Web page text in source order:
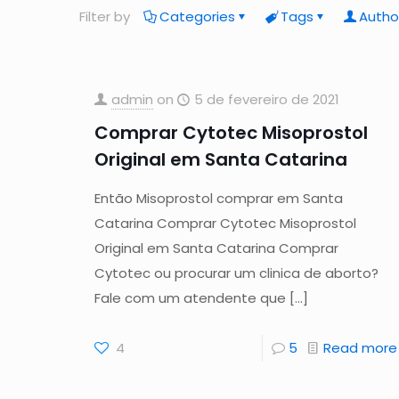
Filter by Categories Tags
admin on 5 de fevereiro de 2021
Comprar Cytotec Misoprostol
Original em Santa Catarina
Então Misoprostol comprar em Santa
Catarina Comprar Cytotec Misoprostol
Original em Santa Catarina Comprar
Cytotec ou procurar um clinica de aborto?
Fale com um atendente que […]
4 5 Read more